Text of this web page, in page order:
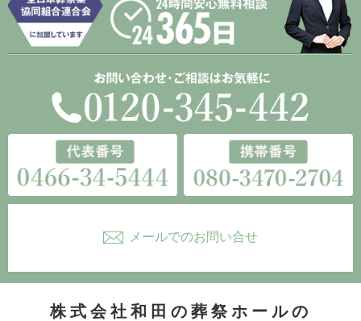
メールでのお問い合せ
株式会社和田の葬祭ホールの